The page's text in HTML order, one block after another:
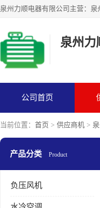
泉州力
公司首页
当前位置： 首页 > 供应商机 >
产品分类 Product
负压风机